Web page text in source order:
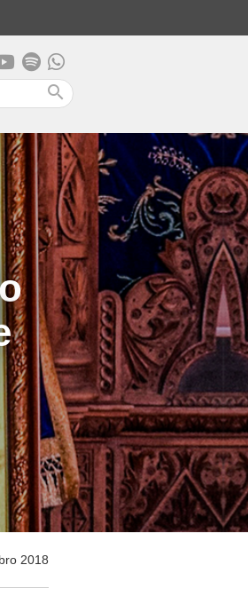
search
2018